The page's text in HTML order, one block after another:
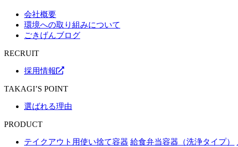
会社概要
環境への取り組みについて
ごきげんブログ
RECRUIT
採用情報
TAKAGI’S POINT
選ばれる理由
PRODUCT
テイクアウト用使い捨て容器 給食弁当容器（洗浄タイプ）